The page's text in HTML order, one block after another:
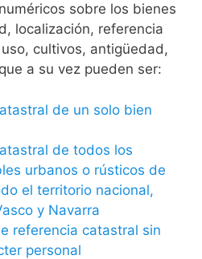
sobre los bienes
localización, referencia
cultivos, antigüedad,
a su vez pueden ser:
de un solo bien
de todos los
urbanos o rústicos de
el territorio nacional,
y Navarra
referencia catastral sin
personal